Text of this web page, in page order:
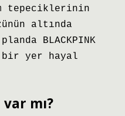
tepeciklerinin
altında
BLACKPINK
bir yer hayal
mı?